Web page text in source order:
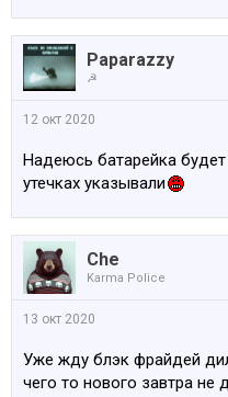
Paparazzy
☭
12 окт 2020
Надеюсь батарейка будет
утечках указывали
Che
Karma Police
13 окт 2020
Уже жду блэк фрайдей
чего то нового завтра не